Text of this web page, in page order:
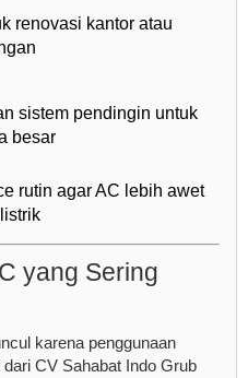
renovasi kantor atau
sistem pendingin untuk
besar
rutin agar AC lebih awet
yang Sering
karena penggunaan
CV Sahabat Indo Grub